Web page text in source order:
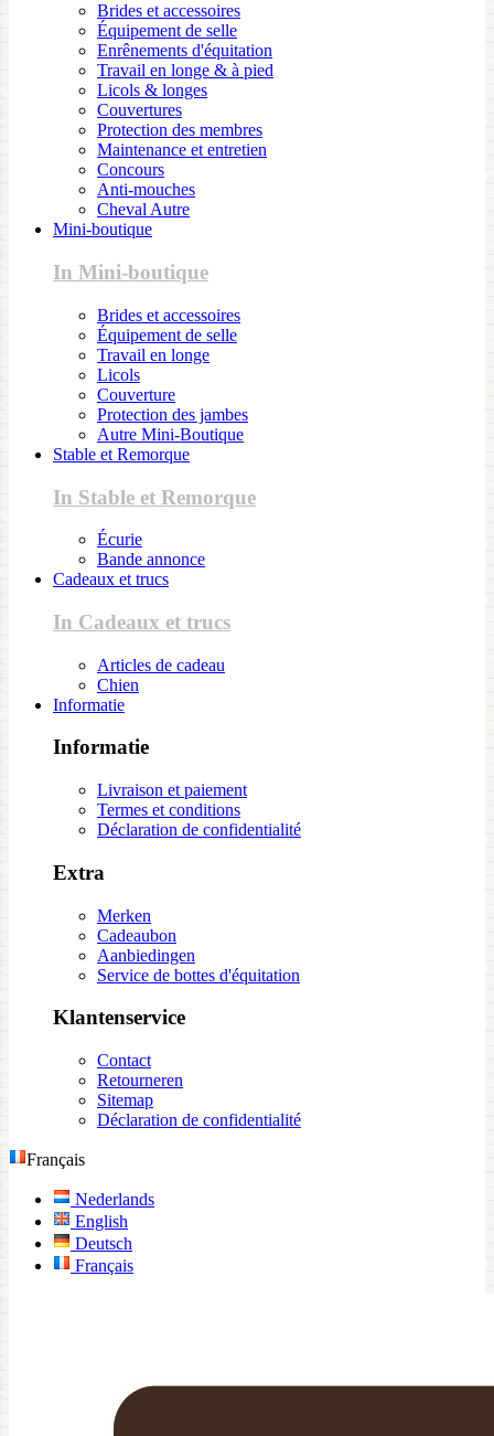
Brides et accessoires
Équipement de selle
Enrênements d'équitation
Travail en longe & à pied
Licols & longes
Couvertures
Protection des membres
Maintenance et entretien
Concours
Anti-mouches
Cheval Autre
Mini-boutique
In Mini-boutique
Brides et accessoires
Équipement de selle
Travail en longe
Licols
Couverture
Protection des jambes
Autre Mini-Boutique
Stable et Remorque
In Stable et Remorque
Écurie
Bande annonce
Cadeaux et trucs
In Cadeaux et trucs
Articles de cadeau
Chien
Informatie
Informatie
Livraison et paiement
Termes et conditions
Déclaration de confidentialité
Extra
Merken
Cadeaubon
Aanbiedingen
Service de bottes d'équitation
Klantenservice
Contact
Retourneren
Sitemap
Déclaration de confidentialité
Français
Nederlands
English
Deutsch
Français